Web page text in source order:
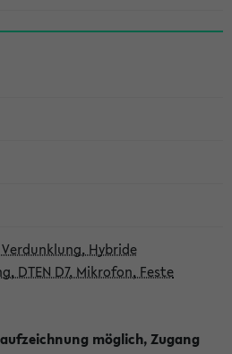
Hybride
DTEN D7, Mikrofon, Feste
möglich, Zugang